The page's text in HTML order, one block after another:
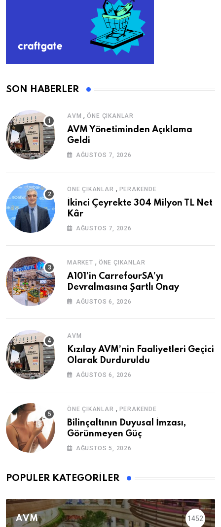
SON HABERLER
AVM ,ÖNE ÇIKANLAR
AVM Yönetiminden Açıklama
Geldi
AĞUSTOS 7, 2026
ÖNE ÇIKANLAR , PERAKENDE
İkinci Çeyrekte 304 Milyon TL Net
Kâr
AĞUSTOS 7, 2026
MARKET , ÖNE ÇIKANLAR
A101’in CarrefourSA’yı
Devralmasına Şartlı Onay
AĞUSTOS 6, 2026
AVM
Kızılay AVM’nin Faaliyetleri Geçici
Olarak Durduruldu
AĞUSTOS 6, 2026
ÖNE ÇIKANLAR , PERAKENDE
Bilinçaltının Duyusal İmzası,
Görünmeyen Güç
AĞUSTOS 5, 2026
POPÜLER KATEGORILER
AVM 1452